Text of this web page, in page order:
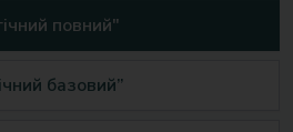
повний"
базовий”